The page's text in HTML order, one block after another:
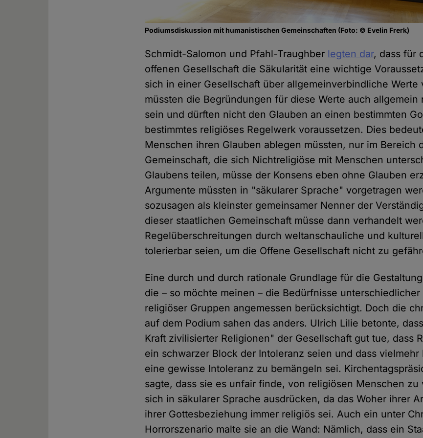
Podiumsdiskussion mit humanistischen Gemeinschaften (Foto: © Evelin Frerk)
Schmidt-Salomon und Pfahl-Traughber legten dar, dass für
offenen Gesellschaft die Säkularität eine wichtige
sich in einer Gesellschaft über allgemeinverbindliche Werte
müssten die Begründungen für diese Werte auch allgemein
sein und dürften nicht den Glauben an einen bestimmten
bestimmtes religiöses Regelwerk voraussetzen. Dies
Menschen ihren Glauben ablegen müssten, nur im Bereich
Gemeinschaft, die sich Nichtreligiöse mit Menschen
Glaubens teilen, müsse der Konsens eben ohne Glauben
Argumente müssten in "säkularer Sprache" vorgetragen
sozusagen als kleinster gemeinsamer Nenner der
dieser staatlichen Gemeinschaft müsse dann verhandelt
Regelüberschreitungen durch weltanschauliche und
tolerierbar seien, um die Offene Gesellschaft nicht zu
Eine durch und durch rationale Grundlage für die
die – so möchte meinen – die Bedürfnisse
religiöser Gruppen angemessen berücksichtigt. Doch die
auf dem Podium sahen das anders. Ulrich Lilie betonte,
Kraft zivilisierter Religionen" der Gesellschaft gut tue, dass
ein schwarzer Block der Intoleranz seien und dass vielmehr
eine gewisse Intoleranz zu bemängeln sei.
sagte, dass sie es unfair finde, von religiösen Menschen zu
sich in säkularer Sprache ausdrücken, da das Woher ihrer
ihrer Gottesbeziehung immer religiös sei. Auch ein unter
Horrorszenario malte sie an die Wand: Nämlich, dass ein